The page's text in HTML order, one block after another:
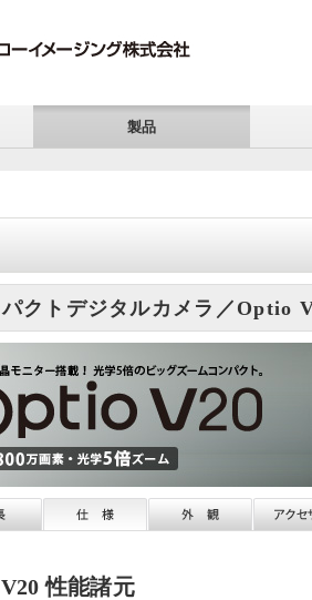
製品
パクトデジタルカメラ／Optio
性能諸元